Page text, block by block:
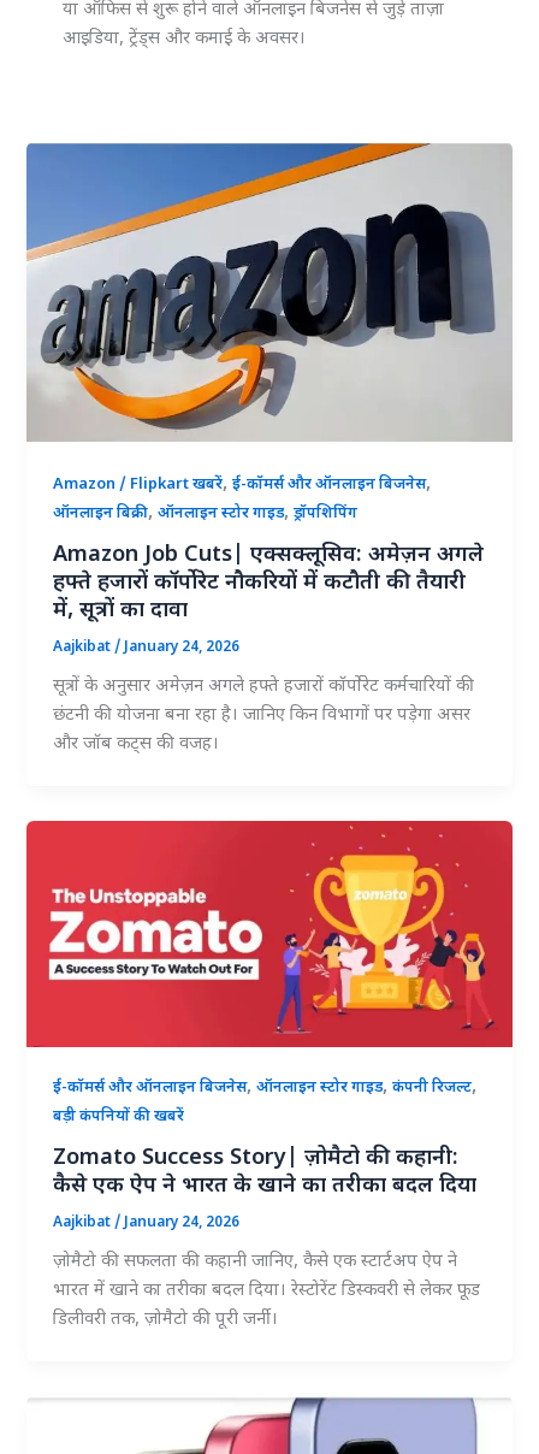
या ऑफिस से शुरू होने वाले ऑनलाइन बिजनेस से जुड़े ताज़ा
आइडिया, ट्रेंड्स और कमाई के अवसर।
Amazon / Flipkart खबरें,ई-कॉमर्स और ऑनलाइन बिजनेस,
ऑनलाइन बिक्री,ऑनलाइन स्टोर गाइड,ड्रॉपशिपिंग
Amazon Job Cuts| एक्सक्लूसिव: अमेज़न अगले
हफ्ते हजारों कॉर्पोरेट नौकरियों में कटौती की तैयारी
में, सूत्रों का दावा
Aajkibat/January 24, 2026
सूत्रों के अनुसार अमेज़न अगले हफ्ते हजारों कॉर्पोरेट कर्मचारियों की
छंटनी की योजना बना रहा है। जानिए किन विभागों पर पड़ेगा असर
और जॉब कट्स की वजह।
ई-कॉमर्स और ऑनलाइन बिजनेस,ऑनलाइन स्टोर गाइड,कंपनी रिजल्ट,
बड़ी कंपनियों की खबरें
Zomato Success Story| ज़ोमैटो की कहानी:
कैसे एक ऐप ने भारत के खाने का तरीका बदल दिया
Aajkibat/January 24, 2026
ज़ोमैटो की सफलता की कहानी जानिए, कैसे एक स्टार्टअप ऐप ने
भारत में खाने का तरीका बदल दिया। रेस्टोरेंट डिस्कवरी से लेकर फूड
डिलीवरी तक, ज़ोमैटो की पूरी जर्नी।